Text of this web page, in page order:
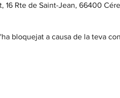
16 Rte de Saint-Jean, 66400
bloquejat a causa de la teva